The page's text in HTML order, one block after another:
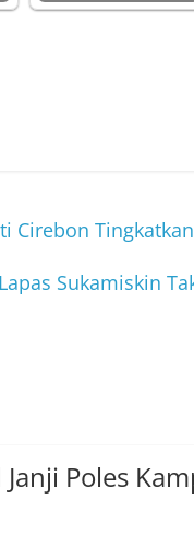
Cirebon
Sukamiskin
Poles